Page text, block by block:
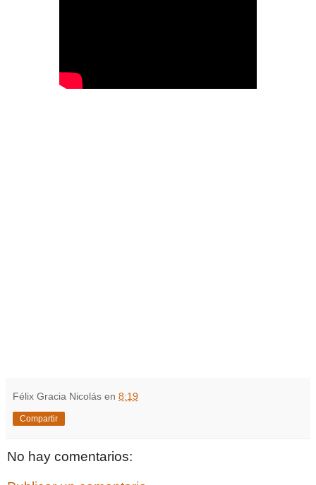
Félix Gracia Nicolás en 8:19
Compartir
No hay comentarios: